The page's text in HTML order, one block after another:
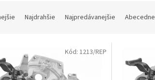
Najdrahšie Najpredávanejšie Abecedne
Kód: 1213/REP